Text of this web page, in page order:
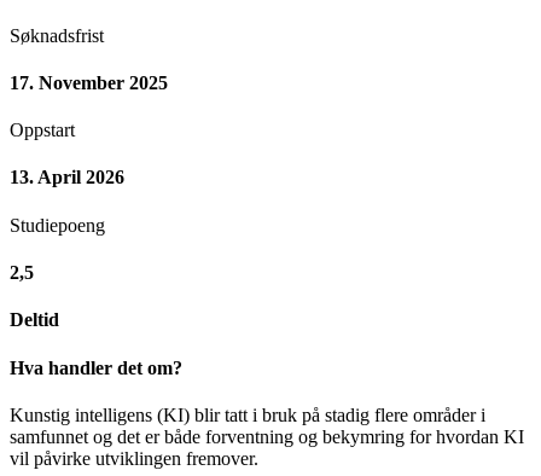
Søknadsfrist
17. November 2025
Oppstart
13. April 2026
Studiepoeng
2,5
Deltid
Hva handler det om?
Kunstig intelligens (KI) blir tatt i bruk på stadig flere områder i
samfunnet og det er både forventning og bekymring for hvordan KI
vil påvirke utviklingen fremover.